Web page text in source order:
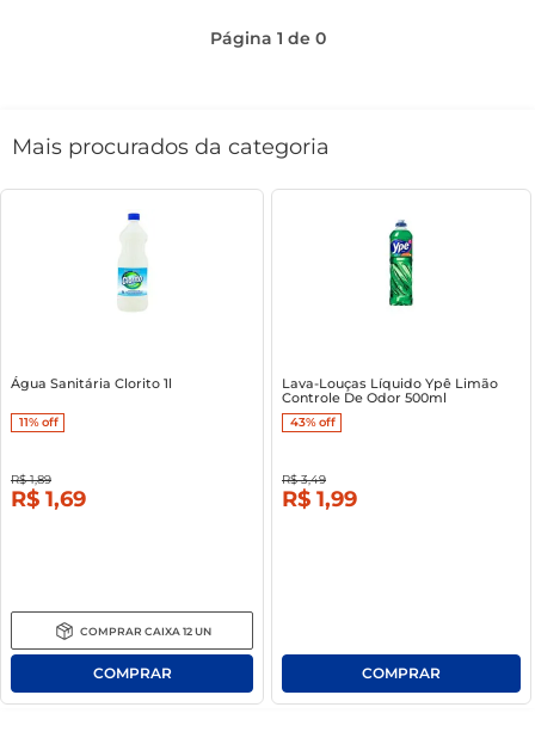
Página 1 de 0
Mais procurados da categoria
Água Sanitária Clorito 1l
11%off
R$ 1,89
R$ 1,69
COMPRAR CAIXA 12 UN
Lava-Louças Líquido Ypê Limão
Controle De Odor 500ml
43%off
R$ 3,49
R$ 1,99